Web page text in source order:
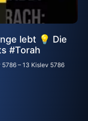
lebt 💡 Die
#Torah
– 13 Kislev 5786